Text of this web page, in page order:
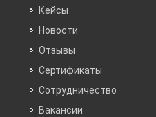
Кейсы
Новости
Отзывы
Сертификаты
Сотрудничество
Вакансии